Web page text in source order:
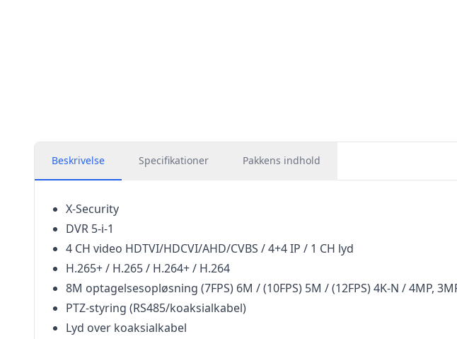
Beskrivelse Specifikationer Pakkens indhold
X-Security
DVR 5-i-1
4 CH video HDTVI/HDCVI/AHD/CVBS / 4+4 IP / 1 CH lyd
H.265+ / H.265 / H.264+ / H.264
8M optagelsesopløsning (7FPS) 6M / (10FPS) 5M / (12FPS) 4K-N / 4MP,
PTZ-styring (RS485/koaksialkabel)
Lyd over koaksialkabel